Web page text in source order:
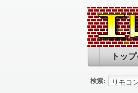
トッ
検索: